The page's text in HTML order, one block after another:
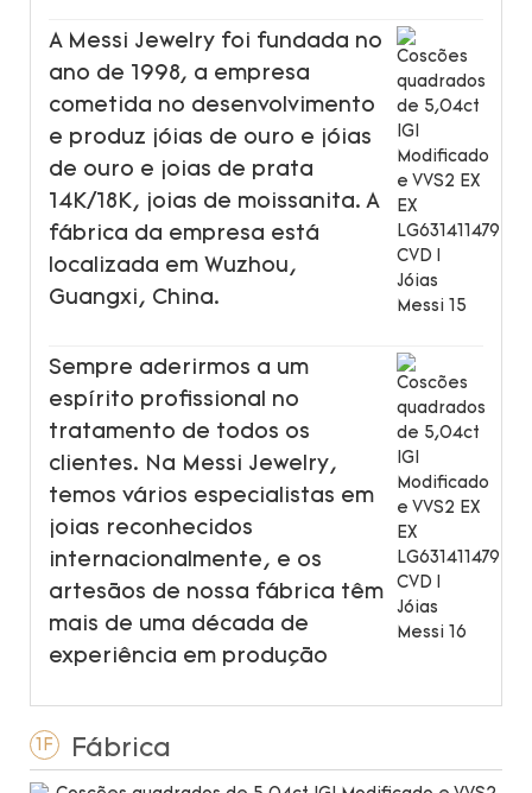
A Messi Jewelry foi fundada no
ano de 1998, a empresa
cometida no desenvolvimento
e produz jóias de ouro e jóias
de ouro e joias de prata
14K/18K, joias de moissanita. A
fábrica da empresa está
localizada em Wuzhou,
Guangxi, China.
Sempre aderirmos a um
espírito profissional no
tratamento de todos os
clientes. Na Messi Jewelry,
temos vários especialistas em
joias reconhecidos
internacionalmente, e os
artesãos de nossa fábrica têm
mais de uma década de
experiência em produção
1F Fábrica